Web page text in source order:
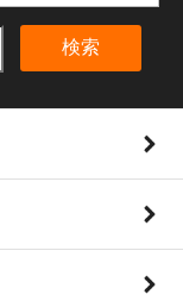
検索